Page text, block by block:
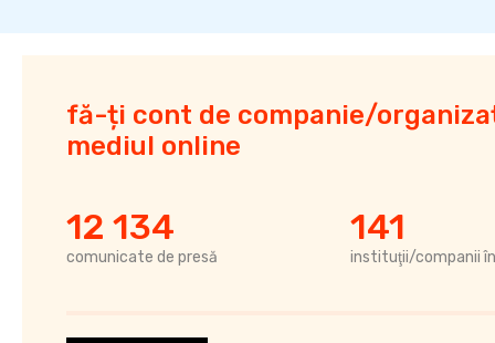
fă-ți cont de companie/
mediul online
12 134
comunicate de presă
141
instituţii/companii